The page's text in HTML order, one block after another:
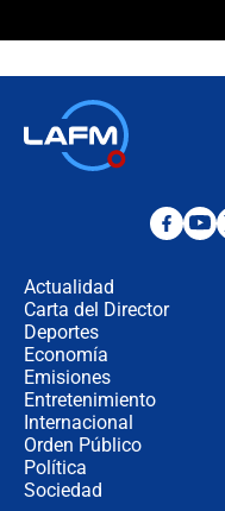
Actualidad
Carta del Director
Deportes
Economía
Emisiones
Entretenimiento
Internacional
Orden Público
Política
Sociedad